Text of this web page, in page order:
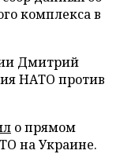
комплекса в
Дмитрий
НАТО против
о прямом
на Украине.